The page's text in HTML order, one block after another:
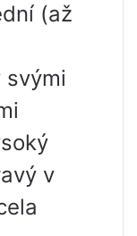
(až
svými
v